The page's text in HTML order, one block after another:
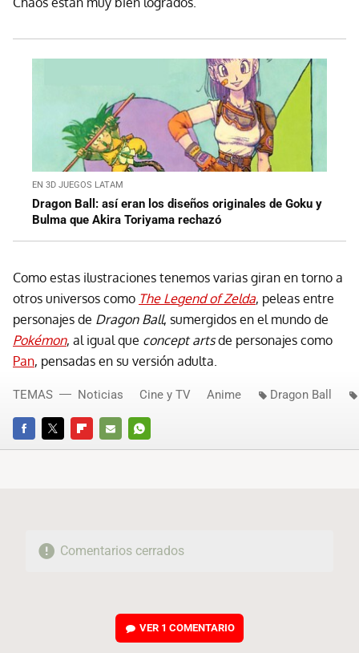
EN 3D JUEGOS LATAM
Dragon Ball: así eran los diseños originales de Goku y
Bulma que Akira Toriyama rechazó
Como estas ilustraciones tenemos varias giran en torno a
otros universos como The Legend of Zelda, peleas entre
personajes de Dragon Ball, sumergidos en el mundo de
Pokémon, al igual que concept artsde personajes como
Pan, pensadas en su versión adulta.
FACEBOOKTWITTERFLIPBOARD
E-
WHATSAPP
TEMAS Noticias Cine y TV Anime Dragon Ball
Comentarios cerrados
VER 1 COMENTARIO